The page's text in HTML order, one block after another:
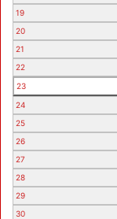
19
20
21
22
23
24
25
26
27
28
29
30